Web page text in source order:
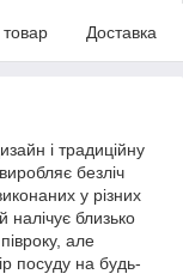
товар Доставка
і традиційну
безліч
у різних
налічує близько
але
посуду на будь-